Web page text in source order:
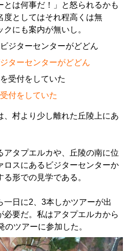
とは何事だ！」と怒られるかも
度としてはそれ程高くは無
にも案内が無いし。
ターセンターがどどん
付をしていた
、村より少し離れた丘陵上にあ
アタプエルカや、丘陵の南に位
ロスにあるビジターセンターか
形での見学である。
一日に2、3本しかツアーが出
要だ。私はアタプエルカから
ツアーに参加した。